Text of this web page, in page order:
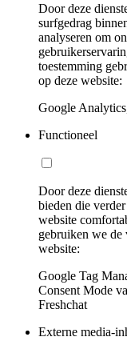
Door deze
surfgedrag
analyseren om
toestemming
op deze website:
Google
Functioneel
Door deze
bieden die
website
gebruiken we de
website:
Google Tag
Consent Mode
Freshchat
Externe media-